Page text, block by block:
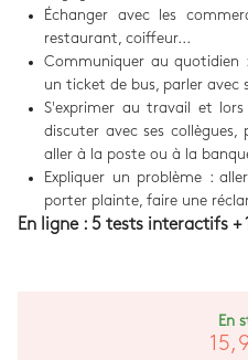
Échanger avec les
restaurant, coiffeur...
Communiquer au quotidien
un ticket de bus, parler avec
S'exprimer au travail et
discuter avec ses collègues,
aller à la poste ou à la
Expliquer un problème :
porter plainte, faire une
En ligne : 5 tests interactifs +
En